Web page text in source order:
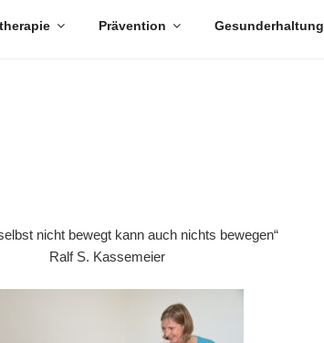
Prävention Gesunderhaltung
nicht bewegt kann auch nichts bewegen“
Ralf S. Kassemeier